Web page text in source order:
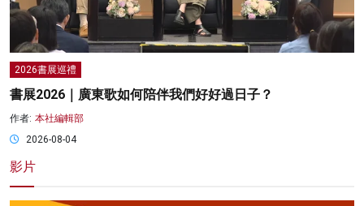
2026書展巡禮
書展2026｜廣東歌如何陪伴我們好好過日子？
作者: 本社編輯部
2026-08-04
影片